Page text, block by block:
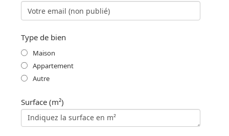
Type de bien
Maison
Appartement
Autre
Surface (m²)